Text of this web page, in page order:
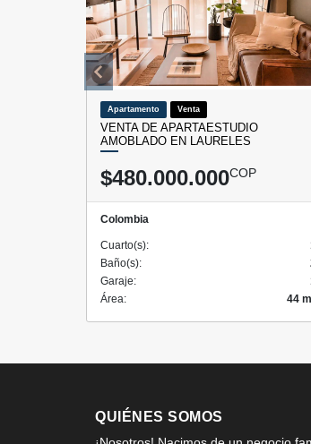
Apartamento Venta
VENTA DE APARTAESTUDIO
AMOBLADO EN LAURELES
$480.000.000COP
Colombia
Cuarto(s):
Baño(s):
Garaje:
Área:
44 m
QUIÉNES SOMOS